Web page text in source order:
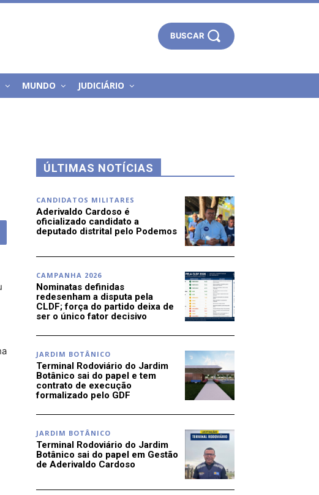
BUSCAR
MUNDO JUDICIÁRIO
ÚLTIMAS NOTÍCIAS
CANDIDATOS MILITARES
Aderivaldo Cardoso é
oficializado candidato a
deputado distrital pelo Podemos
CAMPANHA 2026
Nominatas definidas
redesenham a disputa pela
CLDF; força do partido deixa de
ser o único fator decisivo
JARDIM BOTÂNICO
Terminal Rodoviário do Jardim
Botânico sai do papel e tem
contrato de execução
formalizado pelo GDF
JARDIM BOTÂNICO
Terminal Rodoviário do Jardim
Botânico sai do papel em Gestão
de Aderivaldo Cardoso